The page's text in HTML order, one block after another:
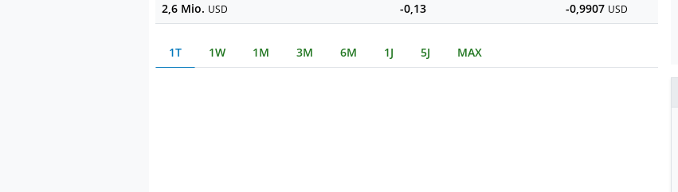
2,6 Mio. USD -0,13 -0,9907 USD
1T 1W 1M 3M 6M 1J 5J MAX